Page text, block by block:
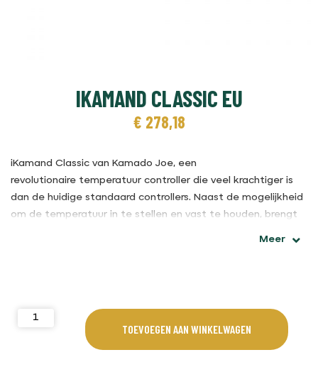
IKAMAND CLASSIC EU
€ 278,18
iKamand Classic van Kamado Joe, een
revolutionaire temperatuur controller die veel krachtiger is
dan de huidige standaard controllers. Naast de mogelijkheid
om de temperatuur in te stellen en vast te houden, brengt
wordt via een app doorgestuurd. Deze app heeft de
volgende mogelijkheden:
weergave van de kamado temperatuur en vlees
Meer
TOEVOEGEN AAN WINKELWAGEN